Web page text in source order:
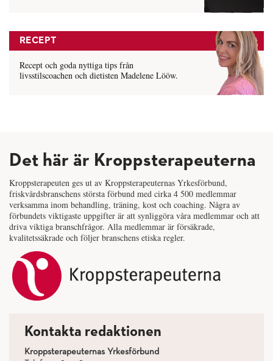
RECEPT
Recept och goda nyttiga tips från
livsstilscoachen och dietisten Madelene Lööw.
Det här är Kroppsterapeuterna
Kroppsterapeuten ges ut av Kroppsterapeuternas Yrkesförbund,
friskvårdsbranschens största förbund med cirka 4 500 medlemmar
verksamma inom behandling, träning, kost och coaching. Några av
förbundets viktigaste uppgifter är att synliggöra våra medlemmar och att
driva viktiga branschfrågor. Alla medlemmar är försäkrade,
kvalitetssäkrade och följer branschens etiska regler.
Kontakta redaktionen
Kroppsterapeuternas Yrkesförbund